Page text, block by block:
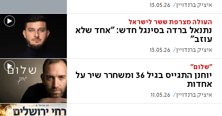
איציק ברנדויין 13.05.26
העולה מצרפת ששר לישראל
נתנאל ברדה בסינגל חדש: "אחד שלא
עוזב"
איציק ברנדויין 13.05.26
"שלום"
יוחנן התגייס בגיל 36 ומשחרר שיר על
אחדות
איציק ברנדויין 11.05.26